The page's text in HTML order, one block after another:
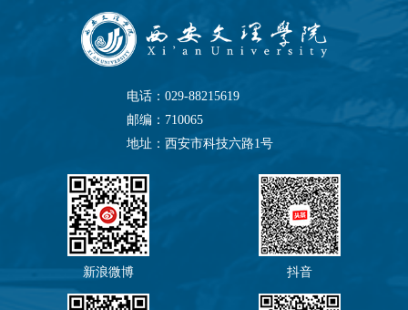
电话：029-88215619
邮编：710065
地址：西安市科技六路1号
新浪微博 抖音